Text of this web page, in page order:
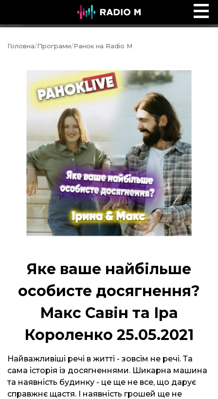
Ефір Radio M
Головна/Програми/Ранок на Radio M
Яке ваше найбільше
особисте досягнення?
Макс Савін та Іра
Короленко 25.05.2021
Найважливіші речі в житті - зовсім не речі. Та
сама історія із досягненнями. Шикарна машина
та наявність будинку - це ще не все, що дарує
справжнє щастя. І наявність грошей ще не